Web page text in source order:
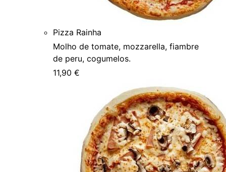
Pizza Rainha
Molho de tomate, mozzarella, fiambre
de peru, cogumelos.
11,90 €